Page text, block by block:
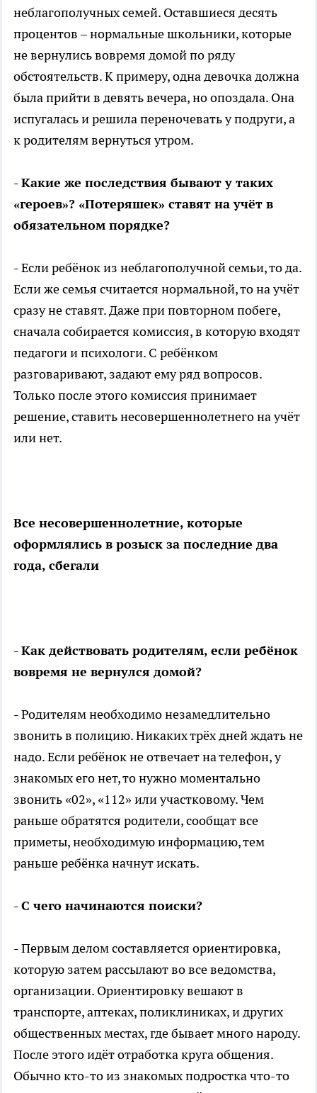
неблагополучных семей. Оставшиеся десять
процентов – нормальные школьники, которые
не вернулись вовремя домой по ряду
обстоятельств. К примеру, одна девочка должна
была прийти в девять вечера, но опоздала. Она
испугалась и решила переночевать у подруги, а
к родителям вернуться утром.
- Какие же последствия бывают у таких
«героев»? «Потеряшек» ставят на учёт в
обязательном порядке?
- Если ребёнок из неблагополучной семьи, то да.
Если же семья считается нормальной, то на учёт
сразу не ставят. Даже при повторном побеге,
сначала собирается комиссия, в которую входят
педагоги и психологи. С ребёнком
разговаривают, задают ему ряд вопросов.
Только после этого комиссия принимает
решение, ставить несовершеннолетнего на учёт
или нет.
Все несовершеннолетние, которые
оформлялись в розыск за последние два
года, сбегали
- Как действовать родителям, если ребёнок
вовремя не вернулся домой?
- Родителям необходимо незамедлительно
звонить в полицию. Никаких трёх дней ждать не
надо. Если ребёнок не отвечает на телефон, у
знакомых его нет, то нужно моментально
звонить «02», «112» или участковому. Чем
раньше обратятся родители, сообщат все
приметы, необходимую информацию, тем
раньше ребёнка начнут искать.
- С чего начинаются поиски?
- Первым делом составляется ориентировка,
которую затем рассылают во все ведомства,
организации. Ориентировку вешают в
транспорте, аптеках, поликлиниках, и других
общественных местах, где бывает много народу.
После этого идёт отработка круга общения.
Обычно кто-то из знакомых подростка что-то